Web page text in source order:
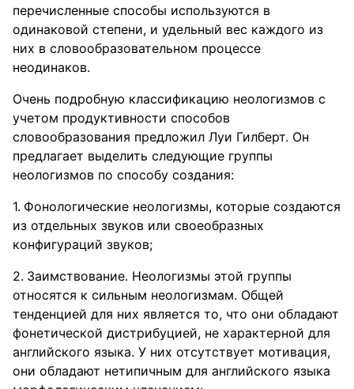
перечисленные способы используются в
одинаковой степени, и удельный вес каждого из
них в словообразовательном процессе
неодинаков.
Очень подробную классификацию неологизмов с
учетом продуктивности способов
словообразования предложил Луи Гилберт. Он
предлагает выделить следующие группы
неологизмов по способу создания:
Фонологические неологизмы, которые создаются
из отдельных звуков или своеобразных
конфигураций звуков;
Заимствование. Неологизмы этой группы
относятся к сильным неологизмам. Общей
тенденцией для них является то, что они обладают
фонетической дистрибуцией, не характерной для
английского языка. У них отсутствует мотивация,
они обладают нетипичным для английского языка